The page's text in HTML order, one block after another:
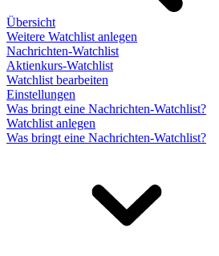
Übersicht
Weitere Watchlist anlegen
Nachrichten-Watchlist
Aktienkurs-Watchlist
Watchlist bearbeiten
Einstellungen
Was bringt eine Nachrichten-Watchlist?
Watchlist anlegen
Was bringt eine Nachrichten-Watchlist?